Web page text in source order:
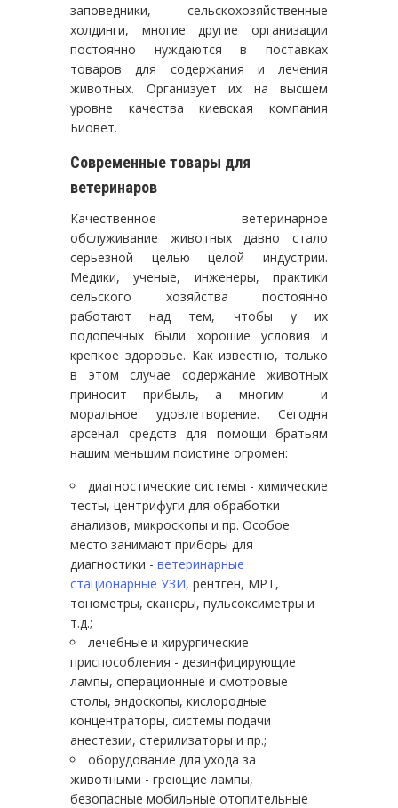
заповедники, сельскохозяйственные
холдинги, многие другие организации
постоянно нуждаются в поставках
товаров для содержания и лечения
животных. Организует их на высшем
уровне качества киевская компания
Биовет.
Современные товары для
ветеринаров
Качественное ветеринарное
обслуживание животных давно стало
серьезной целью целой индустрии.
Медики, ученые, инженеры, практики
сельского хозяйства постоянно
работают над тем, чтобы у их
подопечных были хорошие условия и
крепкое здоровье. Как известно, только
в этом случае содержание животных
приносит прибыль, а многим - и
моральное удовлетворение. Сегодня
арсенал средств для помощи братьям
нашим меньшим поистине огромен:
диагностические системы - химические
тесты, центрифуги для обработки
анализов, микроскопы и пр. Особое
место занимают приборы для
диагностики - ветеринарные
стационарные УЗИ, рентген, МРТ,
тонометры, сканеры, пульсоксиметры и
т.д.;
лечебные и хирургические
приспособления - дезинфицирующие
лампы, операционные и смотровые
столы, эндоскопы, кислородные
концентраторы, системы подачи
анестезии, стерилизаторы и пр.;
оборудование для ухода за
животными - греющие лампы,
безопасные мобильные отопительные